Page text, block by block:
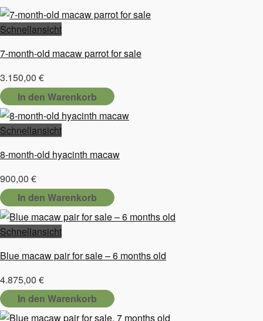
Schnellansicht
7-month-old macaw parrot for sale
3.150,00 €
In den Warenkorb
Schnellansicht
8-month-old hyacinth macaw
900,00 €
In den Warenkorb
Schnellansicht
Blue macaw pair for sale – 6 months old
4.875,00 €
In den Warenkorb